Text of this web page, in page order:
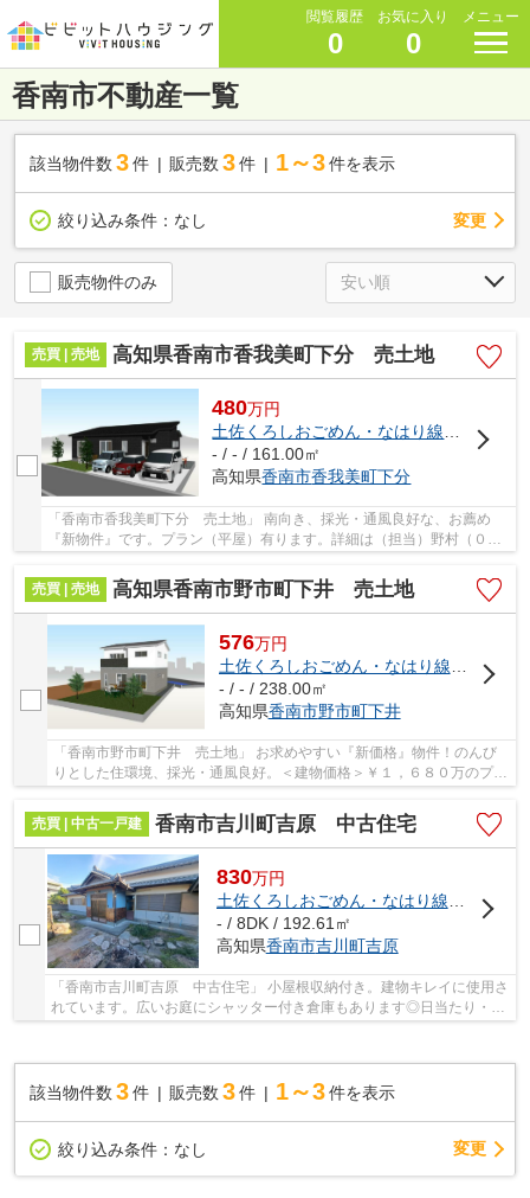
閲覧履歴
0
お気に入り
0
メニュー
香南市不動産一覧
該当物件数 3件 販売数 3 件 1～3 件を表示
絞り込み条件： なし 変更
販売物件のみ
売買 | 売地 高知県香南市香我美町下分 売土地
480万円
土佐くろしおごめん・なはり線
「 香我美
- / - / 161.00㎡
高知県香南市香我美町下分
「香南市香我美町下分 売土地」 南向き、採光・通風良好な、お薦め
『新物件』です。プラン（平屋）有ります。詳細は（担当）野村（０９
売買 | 売地
高知県香南市野市町下井 売土地
576万円
土佐くろしおごめん・なはり線
「 のいち
- / - / 238.00㎡
高知県香南市野市町下井
「香南市野市町下井 売土地」 お求めやすい『新価格』物件！のんび
りとした住環境、採光・通風良好。＜建物価格＞￥１，６８０万のプラ
売買 | 中古一戸建
香南市吉川町吉原 中古住宅
830万円
よしかわ
- / 8DK / 192.61㎡
高知県香南市吉川町吉原
「香南市吉川町吉原 中古住宅」 小屋根収納付き。建物キレイに使用さ
れています。広いお庭にシャッター付き倉庫もあります◎日当たり・風
該当物件数 3件 販売数 3 件 1～3 件を表示
絞り込み条件： なし 変更